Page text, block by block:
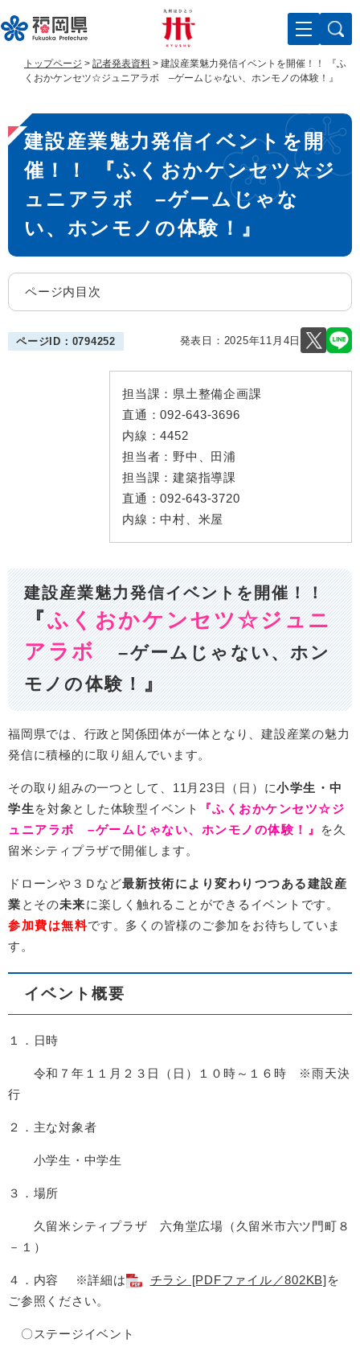
ー
ジ
す
。
ニ
ュ
し
て
トップページ > 記者発表資料 > 建設産業魅力発信イベントを開催！！ 『ふ
くおかケンセツ☆ジュニアラボ –ゲームじゃない、ホンモノの体験！』
本
文
建設産業魅力発信イベントを開
催！！ 『ふくおかケンセツ☆ジ
ュニアラボ –ゲームじゃな
い、ホンモノの体験！』
ページ内目次
ページID：0794252 発表日： 2025年11月4日
担当課： 県土整備企画課
直通：092-643-3696
内線：4452
担当者： 野中、田浦
担当課： 建築指導課
直通：092-643-3720
内線：中村、米屋
建設産業魅力発信イベントを開催！！
『ふくおかケンセツ☆ジュニ
アラボ–ゲームじゃない、ホン
モノの体験！』
福岡県では、行政と関係団体が一体となり、建設産業の魅力
発信に積極的に取り組んでいます。
その取り組みの一つとして、11月23日（日）に小学生・中
学生 を対象とした体験型イベント
『ふくおかケンセツ☆ジ
ュニアラボ –ゲームじゃない、ホンモノの体験！』
を久
留米シティプラザで開催します。
ドローンや３Ｄなど最新技術により変わりつつある建設産
業 とその未来に楽しく触れることができるイベントです。
参加費は無料です。多くの皆様のご参加をお待ちしていま
す。
イベント概要
１．日時
令和７年１１月２３日（日）１０時～１６時 ※雨天決
行
２．主な対象者
小学生・中学生
３．場所
久留米シティプラザ 六角堂広場（久留米市六ツ門町８
－１）
４．内容 ※詳細は チラシ [PDFファイル／802KB] を
ご参照ください。
〇ステージイベント